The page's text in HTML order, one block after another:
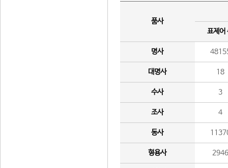
품사
표제어
명사
대명사 18
수사 3
조사 4
동사
형용사 2946